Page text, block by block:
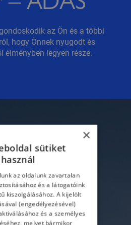
az Ön és a többi
hogy Önnek nyugodt és
élményben legyen része.
×
sütiket
használ
az oldalunk zavartalan
és a látogatóink
kiszolgálásához. A kijelölt
(engedélyezésével)
és a személyes
melyet bármikor